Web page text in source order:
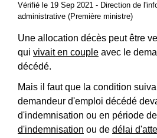
Vérifié le 19 Sep 2021 - Direction de
administrative (Première ministre)
Une allocation décès peut être
qui vivait en couple avec le
décédé.
Mais il faut que la condition
demandeur d'emploi décédé
d'indemnisation ou en période de
d'indemnisation ou de délai